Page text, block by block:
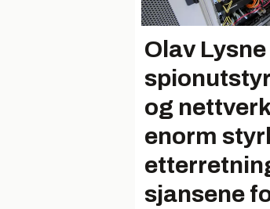
Olav
og
enorm
sjansene